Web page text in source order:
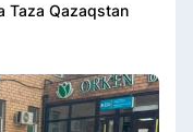
Taza Qazaqstan